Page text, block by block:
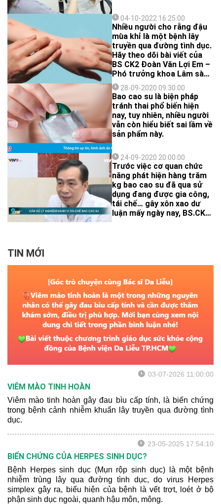
04-10-2022 16:25:00
Nhiều người cho rằng đậu
mùa khỉ là một bệnh lây
truyền qua đường tình dục.
Hãy theo dõi bài viết của
BS CK2 Đoàn Văn Lợi Em –
Phó trưởng khoa Lâm sàng
3 – BV Da Liễu TP.HCM để
xem đây có phải là một
bệnh lây truyền qua đường
tình dục hay không và biết
được cách nhận biết các
yếu tố nguy cơ, triệu chứng
để chủ động đi khám bệnh
điều trị kịp thời, tránh lây
lan ra cộng đồng.
28-09-2020 09:30:00
Bao cao su là biện pháp
tránh thai phổ biến hiện
nay, tuy nhiên, nhiều người
vẫn còn hiểu biết sai lầm về
sản phẩm này.
24-09-2020 20:00:00
Trước việc cơ quan chức
năng phát hiện hàng trăm
kg bao cao su đã qua sử
dụng đang được gia công,
tái chế… gây xôn xao dư
luận mấy ngày nay, BS.CK2
đường tình dục, tăng nguy
cơ mang thai ngoài ý
muốn…
TIN MỚI
03-07-2026 11:00:00
VIÊM MÀO TINH HOÀN
Viêm mào tinh hoàn gây đau bìu cấp tính, là biến chứng
trong bệnh cảnh nhiễm khuẩn lây truyền qua đường tình
dục.
23-05-2025 17:54:10
BIẾN CHỨNG CỦA HERPES SINH DỤC?
Bệnh Herpes sinh dục (Mụn rộp sinh dục) là một bệnh
nhiễm trùng lây qua đường tình dục, do virus Herpes
simplex gây ra, biểu hiện của bệnh là vết trợt, loét ở bộ
phận sinh dục ngoài, quanh hậu môn, mông.